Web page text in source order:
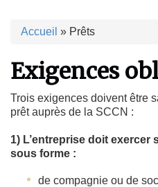
d'Ariane
Accueil Prêts
Exigences
Trois exigences doivent être
prêt auprès de la SCCN :
1) L’entreprise doit exercer
sous forme :
de compagnie ou de